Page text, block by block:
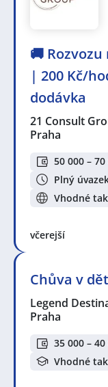
🚚
| 200 Kč/
dodávka
21 Consult
Praha
50 000 – 70
Plný
Vhodné
včerejší
Chůva v
Legend
Praha
35 000 – 40
Vhodné